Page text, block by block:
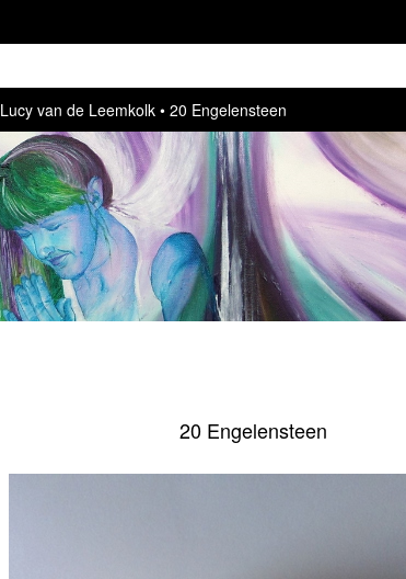
Lucy van de Leemkolk 20 Engelensteen
20 Engelensteen